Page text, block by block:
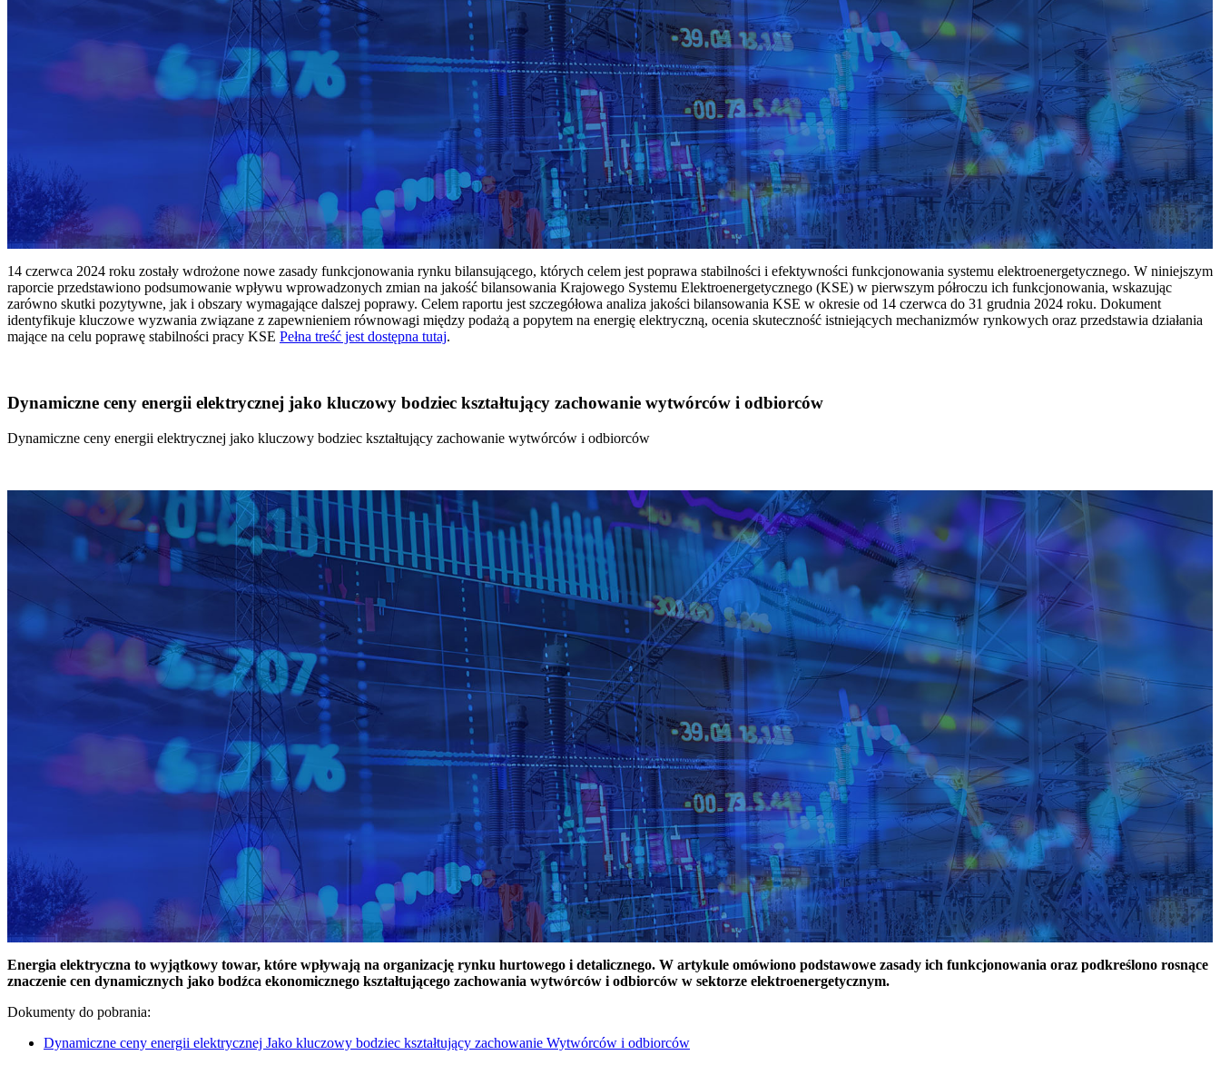
14 czerwca 2024 roku zostały wdrożone nowe zasady funkcjonowania rynku bilansującego, których celem jest poprawa stabilności i efektywności funkcjonowania systemu elektroenergetycznego. W niniejszym
raporcie przedstawiono podsumowanie wpływu wprowadzonych zmian na jakość bilansowania Krajowego Systemu Elektroenergetycznego (KSE) w pierwszym półroczu ich funkcjonowania, wskazując
zarówno skutki pozytywne, jak i obszary wymagające dalszej poprawy. Celem raportu jest szczegółowa analiza jakości bilansowania KSE w okresie od 14 czerwca do 31 grudnia 2024 roku. Dokument
identyfikuje kluczowe wyzwania związane z zapewnieniem równowagi między podażą a popytem na energię elektryczną, ocenia skuteczność istniejących mechanizmów rynkowych oraz przedstawia działania
mające na celu poprawę stabilności pracy KSE Pełna treść jest dostępna tutaj.
Dynamiczne ceny energii elektrycznej jako kluczowy bodziec kształtujący zachowanie wytwórców i odbiorców
Dynamiczne ceny energii elektrycznej jako kluczowy bodziec kształtujący zachowanie wytwórców i odbiorców
Energia elektryczna to wyjątkowy towar, które wpływają na organizację rynku hurtowego i detalicznego. W artykule omówiono podstawowe zasady ich funkcjonowania oraz podkreślono rosnące
znaczenie cen dynamicznych jako bodźca ekonomicznego kształtującego zachowania wytwórców i odbiorców w sektorze elektroenergetycznym.
Dokumenty do pobrania:
Dynamiczne ceny energii elektrycznej Jako kluczowy bodziec kształtujący zachowanie Wytwórców i odbiorców